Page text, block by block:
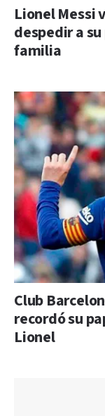
Lionel Messi
despedir a
familia
Club
recordó su
Lionel